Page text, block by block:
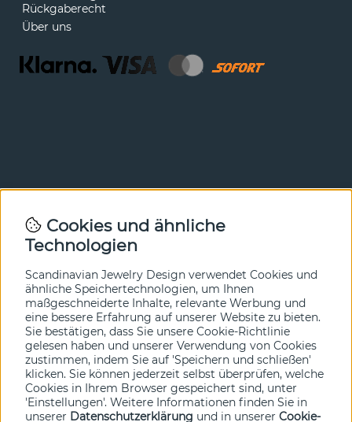
Rückgaberecht
Über uns
Newsletter
In unserem Newsletter erfahren Sie vor allen anderen
hier an.
Ja bitte!
Cookies und ähnliche
Technologien
Scandinavian Jewelry Design verwendet Cookies und
ähnliche Speichertechnologien, um Ihnen
maßgeschneiderte Inhalte, relevante Werbung und
eine bessere Erfahrung auf unserer Website zu bieten.
Sie bestätigen, dass Sie unsere Cookie-Richtlinie
gelesen haben und unserer Verwendung von Cookies
zustimmen, indem Sie auf 'Speichern und schließen'
klicken. Sie können jederzeit selbst überprüfen, welche
Cookies in Ihrem Browser gespeichert sind, unter
'Einstellungen'. Weitere Informationen finden Sie in
unserer Datenschutzerklärung und in unserer Cookie-